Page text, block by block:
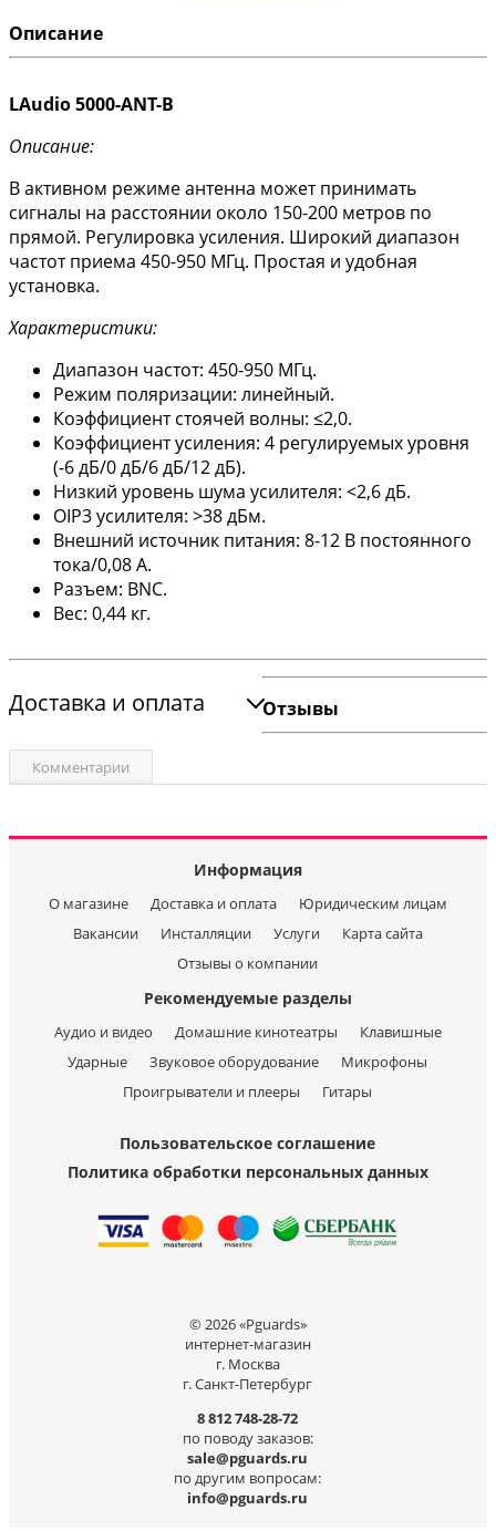
Описание
LАudio 5000-ANT-B
Описание:
В активном режиме антенна может принимать
сигналы на расстоянии около 150-200 метров по
прямой. Регулировка усиления. Широкий диапазон
частот приема 450-950 МГц. Простая и удобная
установка.
Характеристики:
Диапазон частот: 450-950 МГц.
Режим поляризации: линейный.
Коэффициент стоячей волны: ≤2,0.
Коэффициент усиления: 4 регулируемых уровня
(-6 дБ/0 дБ/6 дБ/12 дБ).
Низкий уровень шума усилителя: <2,6 дБ.
OIP3 усилителя: >38 дБм.
Внешний источник питания: 8-12 В постоянного
тока/0,08 А.
Разъем: BNC.
Вес: 0,44 кг.
Доставка и оплата Отзывы
Комментарии
Информация
О магазине Доставка и оплата
Юридическим лицам
Вакансии
Инсталляции Услуги
Карта сайта
Отзывы о компании
Рекомендуемые разделы
Аудио и видео Домашние кинотеатры
Клавишные
Ударные
Звуковое оборудование
Микрофоны
Проигрыватели и плееры
Гитары
Пользовательское соглашение
Политика обработки персональных данных
© 2026 «Pguards»
интернет-магазин
г. Москва
г. Санкт-Петербург
8 812 748-28-72
по поводу заказов:
sale@pguards.ru
по другим вопросам:
info@pguards.ru